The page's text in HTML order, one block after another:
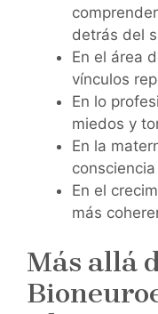
detrás del
En el área
vínculos
En lo
miedos y
En la
En el
más
Más allá